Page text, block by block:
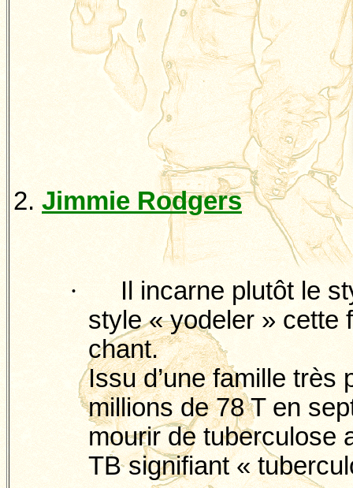
2. JimmieRodgers
·
Il incarne plutôt le
style «yodeler » cette
chant.
Issu d’une famille
millions de 78 T en
mourir de tuberculose
TB signifiant «